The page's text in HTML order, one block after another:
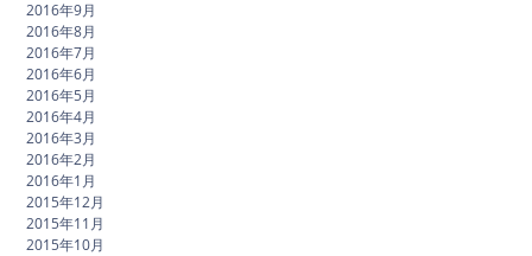
2016年9月
2016年8月
2016年7月
2016年6月
2016年5月
2016年4月
2016年3月
2016年2月
2016年1月
2015年12月
2015年11月
2015年10月